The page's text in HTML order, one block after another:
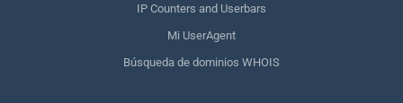
IP Counters and Userbars
Mi UserAgent
Búsqueda de dominios WHOIS